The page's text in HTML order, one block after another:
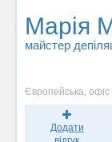
Марія
майстер
Європейська, офіс
Додати